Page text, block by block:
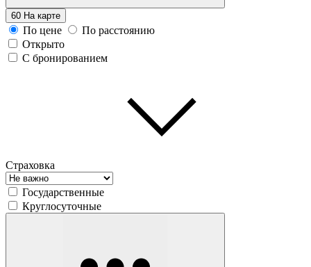
60 На карте
По цене
По расстоянию
Открыто
С бронированием
Страховка
Государственные
Круглосуточные